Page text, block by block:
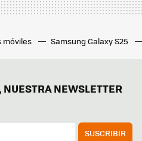
móviles Samsung Galaxy S25
NEWSLETTER
SUSCRIBIR